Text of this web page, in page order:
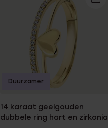
14 karaat geelgouden
dubbele ring hart en zirkonia
Duurzamer